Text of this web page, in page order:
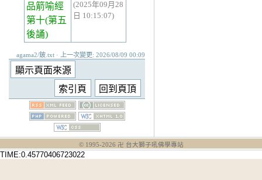
品箭喻經
第十(第五
後誦)
(2025年09月28
日 10:15:07)
agama2/鈹.txt · 上一次變更: 2026/08/09 00:09
© 1995-2026 卍 台大獅子吼佛學專站
TIME:0.45770406723022